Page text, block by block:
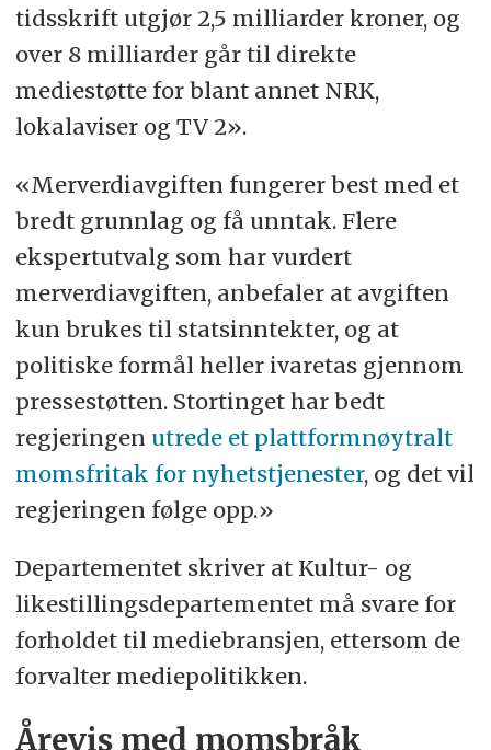
tidsskrift utgjør 2,5 milliarder kroner, og
over 8 milliarder går til direkte
mediestøtte for blant annet NRK,
lokalaviser og TV 2».
«Merverdiavgiften fungerer best med et
bredt grunnlag og få unntak. Flere
ekspertutvalg som har vurdert
merverdiavgiften, anbefaler at avgiften
kun brukes til statsinntekter, og at
politiske formål heller ivaretas gjennom
pressestøtten. Stortinget har bedt
regjeringen utrede et plattformnøytralt
momsfritak for nyhetstjenester, og det vil
regjeringen følge opp.»
Departementet skriver at Kultur- og
likestillingsdepartementet må svare for
forholdet til mediebransjen, ettersom de
forvalter mediepolitikken.
Årevis med momsbråk